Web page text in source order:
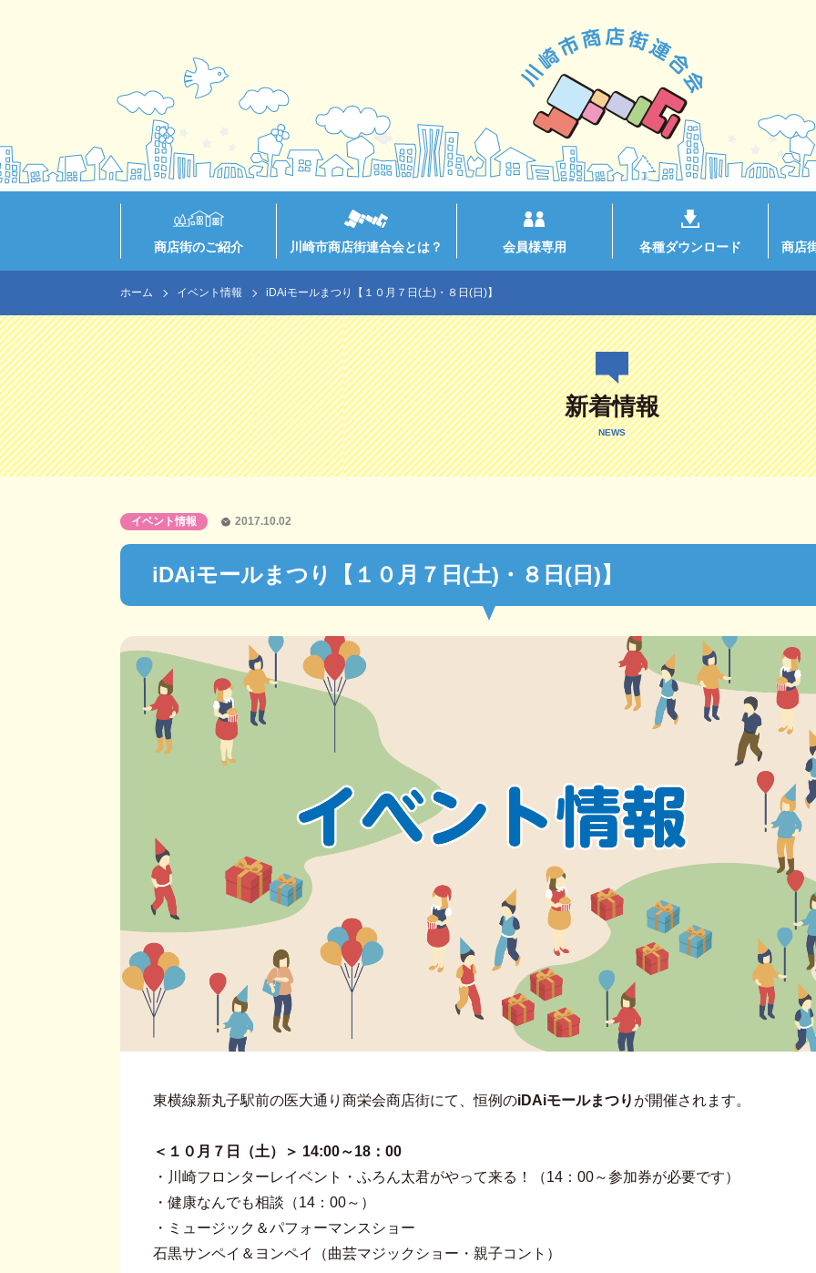
商店街のご紹介 川崎市商店街連合会とは？ 会員様専用 各種ダウンロード 商店
ホーム イベント情報 iDAiモールまつり【１０月７日(土)・８日(日)】
新着情報
NEWS
iDAiモールまつり【１０月７日(土)・８日(日)】
イベント情報 2017.10.02
東横線新丸子駅前の医大通り商栄会商店街にて、恒例のiDAiモールまつり が開催されます。
＜１０月７日（土）＞ 14:00～18：00
・川崎フロンターレイベント・ふろん太君がやって来る！（14：00～参加券が必要です）
・健康なんでも相談（14：00～）
・ミュージック＆パフォーマンスショー
石黒サンペイ＆ヨンペイ（曲芸マジックショー・親子コント）